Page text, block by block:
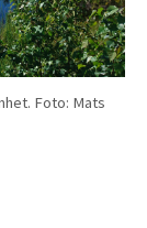
Foto: Mats